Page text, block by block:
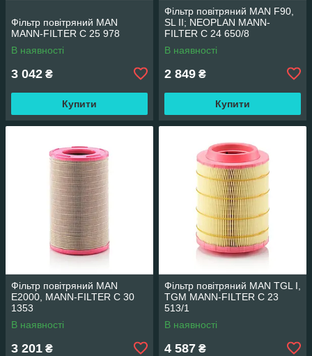
Фільтр повітряний MAN
MANN-FILTER C 25 978
В наявності
3 042 ₴
Купити
Фільтр повітряний MAN F90,
SL II; NEOPLAN MANN-
FILTER C 24 650/8
В наявності
2 849 ₴
Купити
Фільтр повітряний MAN
E2000, MANN-FILTER C 30
1353
В наявності
3 201 ₴
Фільтр повітряний MAN TGL I,
TGM MANN-FILTER C 23
513/1
В наявності
4 587 ₴